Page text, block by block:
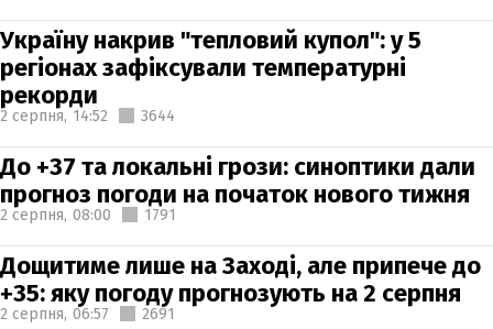
Україну накрив "тепловий купол": у 5
регіонах зафіксували температурні
рекорди
2 серпня, 14:52 3644
До +37 та локальні грози: синоптики дали
прогноз погоди на початок нового тижня
2 серпня, 08:00 1791
Дощитиме лише на Заході, але припече до
+35: яку погоду прогнозують на 2 серпня
2 серпня, 06:57 2691